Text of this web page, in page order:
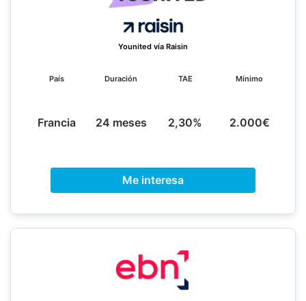
Younited vía Raisin
País
Francia
Duración
24 meses
TAE
2,30%
Mínimo
2.000€
Me interesa